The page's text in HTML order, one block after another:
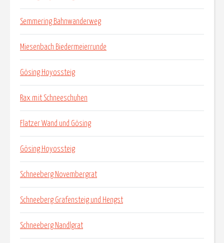
Semmering Bahnwanderweg
Miesenbach Biedermeierrunde
Gösing Hoyossteig
Rax mit Schneeschuhen
Flatzer Wand und Gösing
Gösing Hoyossteig
Schneeberg Novembergrat
Schneeberg Grafensteig und Hengst
Schneeberg Nandlgrat